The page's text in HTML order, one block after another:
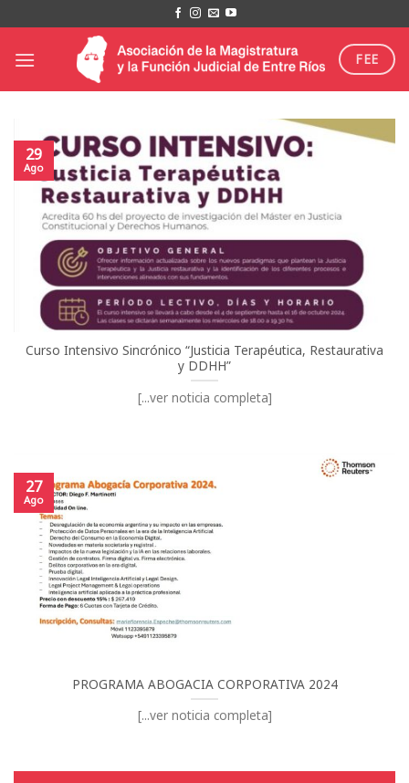
al
contenido
FEE
Curso Intensivo Sincrónico “Justicia Terapéutica, Restaurativa
y DDHH”
[...ver noticia completa]
29
Ago
PROGRAMA ABOGACIA CORPORATIVA 2024
[...ver noticia completa]
27
Ago